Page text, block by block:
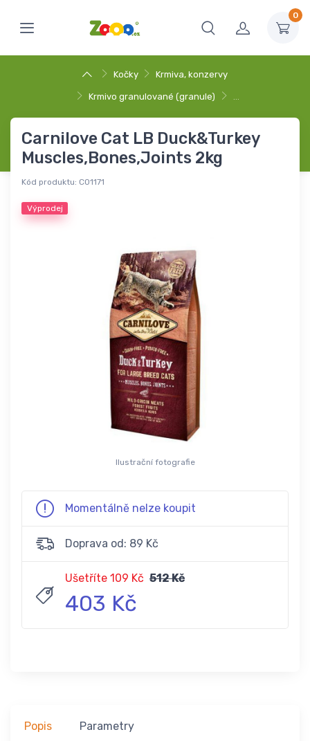
0
Kočky Krmiva, konzervy
Krmivo granulované (granule) …
Carnilove Cat LB Duck&Turkey
Muscles,Bones,Joints 2kg
Kód produktu: C01171
Výprodej
Ilustrační fotografie
Momentálně nelze koupit
Doprava od: 89 Kč
Ušetříte 109 Kč 512 Kč
403 Kč
Popis Parametry